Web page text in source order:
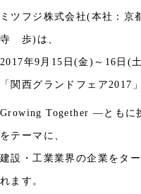
ミツフジ株式会社(本社：京
寺 歩) は、
2017年9 月 15 日(金 ) ～ 16 日 (土
「関西グランドフェア2017
Growing Together ― ともに
をテーマに、
建設・工業業界の企業をタ
れます。